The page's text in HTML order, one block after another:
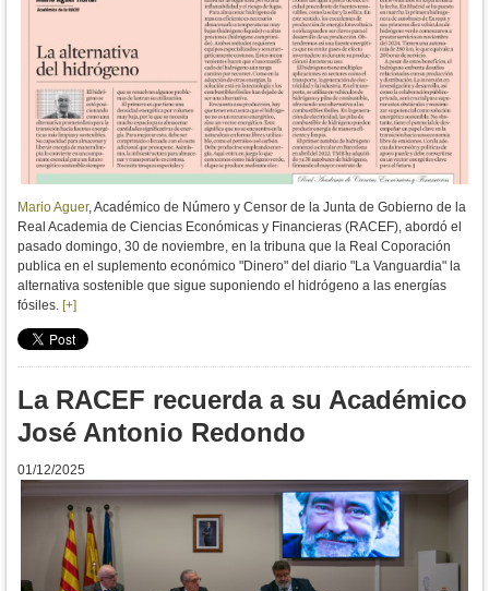
Mario Aguer, Académico de Número y Censor de la Junta de Gobierno de la
Real Academia de Ciencias Económicas y Financieras (RACEF), abordó el
pasado domingo, 30 de noviembre, en la tribuna que la Real Coporación
publica en el suplemento económico "Dinero" del diario "La Vanguardia" la
alternativa sostenible que sigue suponiendo el hidrógeno a las energías
fósiles. [+]
La RACEF recuerda a su Académico
José Antonio Redondo
01/12/2025